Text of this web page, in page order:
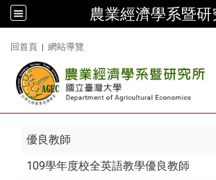
農業經濟學系暨研
回首頁 | 網站導覽
優良教師
109學年度校全英語教學優良教師